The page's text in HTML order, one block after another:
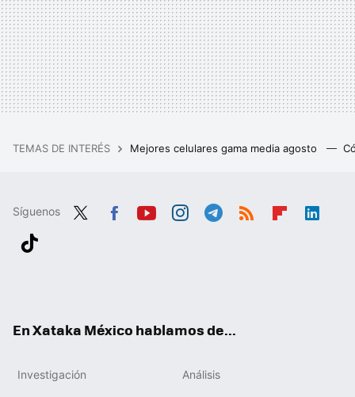
TEMAS DE INTERÉS Mejores celulares gama media agosto
Síguenos
En Xataka México hablamos de...
Investigación Análisis